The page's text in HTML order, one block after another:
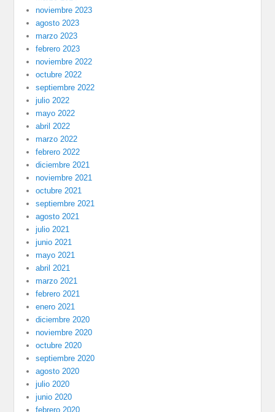
noviembre 2023
agosto 2023
marzo 2023
febrero 2023
noviembre 2022
octubre 2022
septiembre 2022
julio 2022
mayo 2022
abril 2022
marzo 2022
febrero 2022
diciembre 2021
noviembre 2021
octubre 2021
septiembre 2021
agosto 2021
julio 2021
junio 2021
mayo 2021
abril 2021
marzo 2021
febrero 2021
enero 2021
diciembre 2020
noviembre 2020
octubre 2020
septiembre 2020
agosto 2020
julio 2020
junio 2020
febrero 2020